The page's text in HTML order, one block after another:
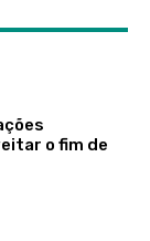
o fim de